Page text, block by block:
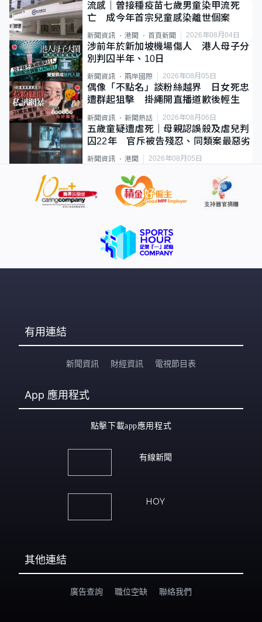
流感｜曾接種疫苗七歲男童染甲流死
亡 成今年首宗兒童感染離世個案
新聞資訊 港聞 首頁新聞 2026年08月04日
涉前年於新加坡機場傷人 港人母子分
別判囚半年、10日
新聞資訊 兩岸國際 2026年08月05日
偶像「不點名」談粉絲越界 日女死忠
遭群起狙擊 掛繩開直播道歉後輕生
新聞資訊 新聞熱話 2026年08月06日
五歲童疑遭虐死｜母親認誤殺及虐兒判
囚22年 官斥被告殘忍、同類案最惡劣
新聞資訊 港聞 2026年08月05日
有用連結
新聞資訊 財經資訊 電視節目表
App 應用程式
點擊下載app應用程式
有線新聞
HOY
其他連結
廣告查詢 職位空缺 聯絡我們